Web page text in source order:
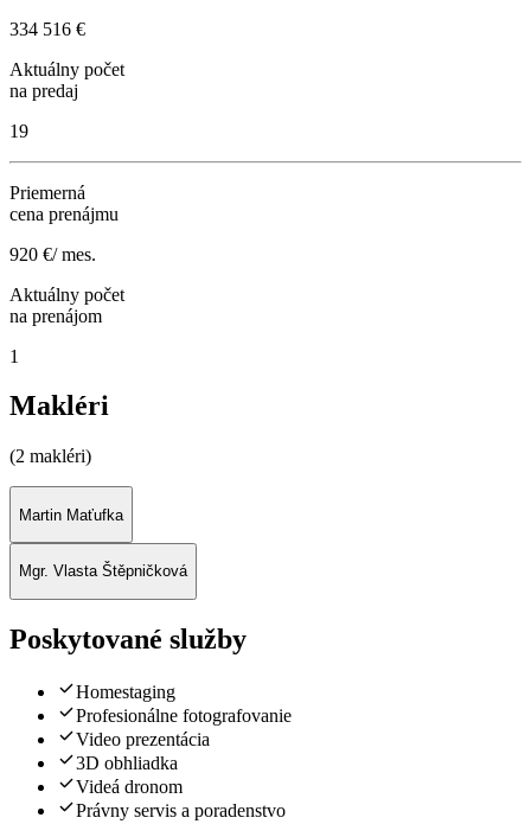
334 516 €
Aktuálny počet
na predaj
19
Priemerná
cena prenájmu
920 €/ mes.
Aktuálny počet
na prenájom
1
Makléri
(2 makléri)
Martin Maťufka
Mgr. Vlasta Štěpničková
Poskytované služby
Homestaging
Profesionálne fotografovanie
Video prezentácia
3D obhliadka
Videá dronom
Právny servis a poradenstvo